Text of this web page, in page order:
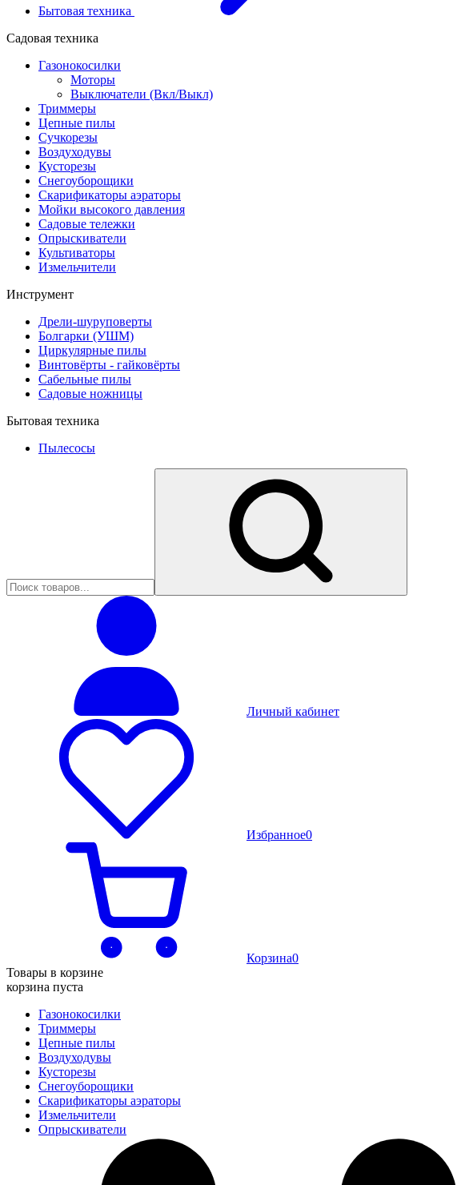
Бытовая техника
Садовая техника
Газонокосилки
Моторы
Выключатели (Вкл/Выкл)
Триммеры
Цепные пилы
Cучкорезы
Воздуходувы
Кусторезы
Снегоуборощики
Скарификаторы аэраторы
Мойки высокого давления
Садовые тележки
Опрыскиватели
Культиваторы
Измельчители
Инструмент
Дрели-шуруповерты
Болгарки (УШМ)
Циркулярные пилы
Винтовёрты - гайковёрты
Сабельные пилы
Садовые ножницы
Бытовая техника
Пылесосы
Личный кабинет
Избранное0
Корзина0
Товары в корзине
корзина пуста
Газонокосилки
Триммеры
Цепные пилы
Воздуходувы
Кусторезы
Снегоуборощики
Скарификаторы аэраторы
Измельчители
Опрыскиватели